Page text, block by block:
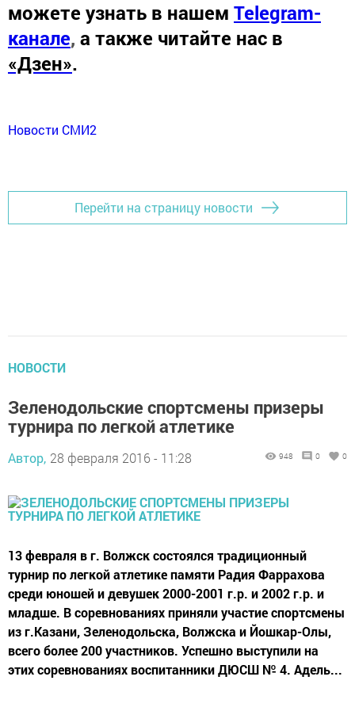
можете узнать в нашем Telegram-
канале, а также читайте нас в
«Дзен».
Новости СМИ2
Перейти на страницу новости
НОВОСТИ
Зеленодольские спортсмены призеры
турнира по легкой атлетике
Автор, 28 февраля 2016 - 11:28 948 0 0
13 февраля в г. Волжск состоялся традиционный
турнир по легкой атлетике памяти Радия Фаррахова
среди юношей и девушек 2000-2001 г.р. и 2002 г.р. и
младше. В соревнованиях приняли участие спортсмены
из г.Казани, Зеленодольска, Волжска и Йошкар-Олы,
всего более 200 участников. Успешно выступили на
этих соревнованиях воспитанники ДЮСШ № 4. Адель...